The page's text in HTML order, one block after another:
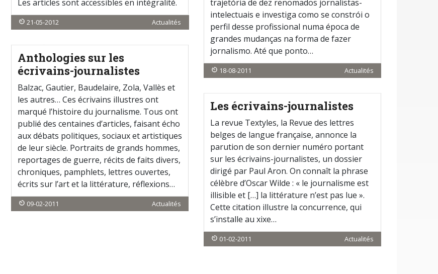
Les articles sont accessibles en intégralité.
21-05-2012 Actualités
trajetória de dez renomados jornalistas-
intelectuais e investiga como se constrói o
perfil desse profissional numa época de
grandes mudanças na forma de fazer
jornalismo. Até que ponto…
18-08-2011 Actualités
Anthologies sur les
écrivains-journalistes
Balzac, Gautier, Baudelaire, Zola, Vallès et
les autres… Ces écrivains illustres ont
marqué l’histoire du journalisme. Tous ont
publié des centaines d’articles, faisant écho
aux débats politiques, sociaux et artistiques
de leur siècle. Portraits de grands hommes,
reportages de guerre, récits de faits divers,
chroniques, pamphlets, lettres ouvertes,
écrits sur l’art et la littérature, réflexions…
09-02-2011 Actualités
Les écrivains-journalistes
La revue Textyles, la Revue des lettres
belges de langue française, annonce la
parution de son dernier numéro portant
sur les écrivains-journalistes, un dossier
dirigé par Paul Aron. On connaît la phrase
célèbre d’Oscar Wilde : « le journalisme est
illisible et […] la littérature n’est pas lue ».
Cette citation illustre la concurrence, qui
s’installe au xixe…
01-02-2011 Actualités